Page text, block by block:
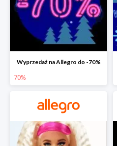
Wyprzedaż na Allegro do -70%
70%